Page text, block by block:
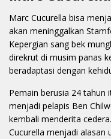
Marc Cucurella bisa
akan meninggalkan
Kepergian sang bek
direkrut di musim panas
beradaptasi dengan
Pemain berusia 24 tahun
menjadi pelapis Ben
kembali menderita
Cucurella menjadi alasan